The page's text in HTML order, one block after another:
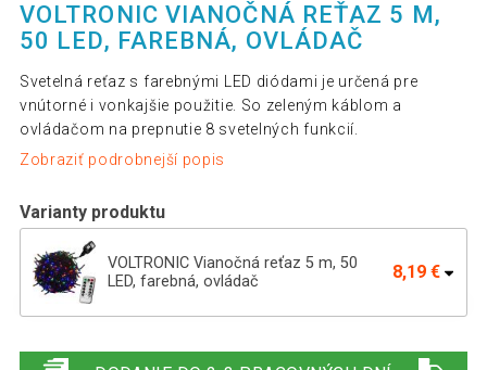
VOLTRONIC VIANOČNÁ REŤAZ 5 M,
50 LED, FAREBNÁ, OVLÁDAČ
Svetelná reťaz s farebnými LED diódami je určená pre
vnútorné i vonkajšie použitie. So zeleným káblom a
ovládačom na prepnutie 8 svetelných funkcií.
Zobraziť podrobnejší popis
Varianty produktu
VOLTRONIC Vianočná reťaz 5 m, 50
LED, farebná, ovládač
8,19 €
LED, farebná, ovládač